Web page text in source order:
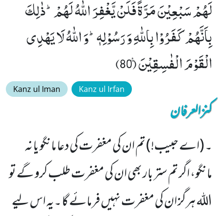
لَهُمْ سَبْعِیْنَ مَرَّةً فَلَنْ یَّغْفِرَ اللّٰهُ لَهُمْؕ-ذٰلِكَ
بِاَنَّهُمْ كَفَرُوْا بِاللّٰهِ وَ رَسُوْلِهٖؕ-وَ اللّٰهُ لَا یَهْدِی
الْقَوْمَ الْفٰسِقِیْنَ۠ (80)
Kanz ul Iman Kanz ul Irfan
کنزالعرفان
۔ (اے حبیب!) تم ان کی مغفرت کی دعا مانگو یا نہ
مانگو، اگر تم ستر بار بھی ان کی مغفرت طلب کرو گے تو
اللہ ہرگز ان کی مغفرت نہیں فرمائے گا ۔یہ اس لیے